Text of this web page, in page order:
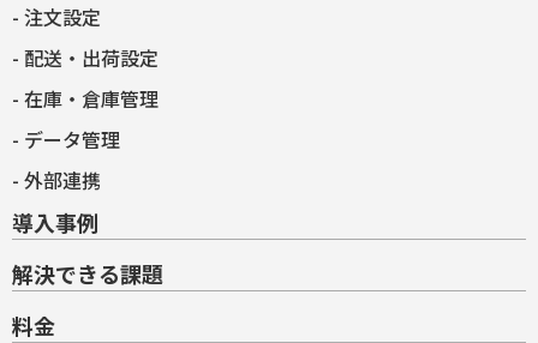
注文設定
配送・出荷設定
在庫・倉庫管理
データ管理
外部連携
導入事例
解決できる課題
料金